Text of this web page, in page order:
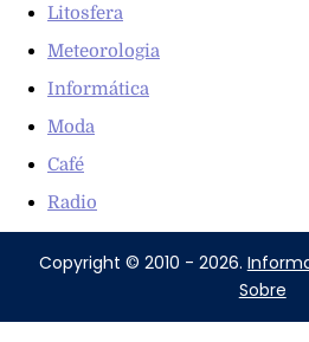
Litosfera
Meteorologia
Informática
Moda
Café
Radio
Copyright © 2010 - 2026.
Sobre